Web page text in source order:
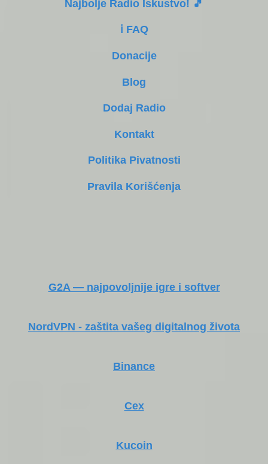
Najbolje Radio Iskustvo! 🎵
ℹ️ FAQ
Donacije
Blog
Dodaj Radio
Kontakt
Politika Pivatnosti
Pravila Korišćenja
G2A — najpovoljnije igre i softver
NordVPN - zaštita vašeg digitalnog života
Binance
Cex
Kucoin